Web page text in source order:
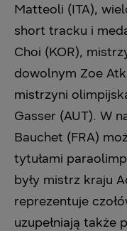
Matteoli (ITA),
short tracku i
Choi (KOR),
dowolnym Zoe
mistrzyni
Gasser (AUT). W
Bauchet (FRA)
tytułami
były mistrz kraju
reprezentuje
uzupełniają także